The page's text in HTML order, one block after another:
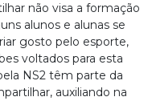
não visa a formação
alunos e alunas se
gosto pelo esporte,
voltados para esta
NS2 têm parte da
auxiliando na